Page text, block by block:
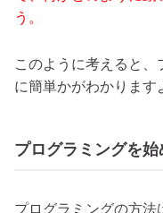
う。
このように考えると
に簡単かがわかります
プログラミングを
プログラミングの方法